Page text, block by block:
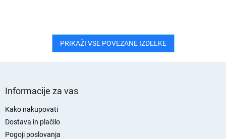
PRIKAŽI VSE POVEZANE IZDELKE
Informacije za vas
Kako nakupovati
Dostava in plačilo
Pogoji poslovanja